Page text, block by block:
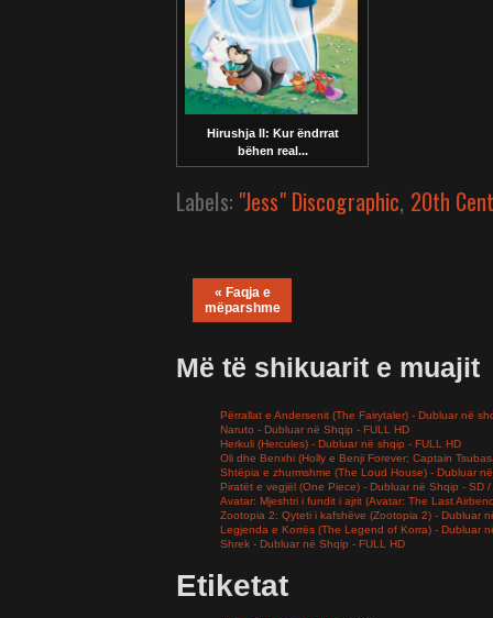
Hirushja II: Kur ëndrrat
bëhen real...
Labels: "Jess" Discographic, 20th
« Faqja e
mëparshme
Më të shikuarit e muajit
Përrallat e Andersenit (The Fairytaler) - Dubluar në
Naruto - Dubluar në Shqip - FULL HD
Herkuli (Hercules) - Dubluar në shqip - FULL HD
Oli dhe Benxhi (Holly e Benji Forever; Captain
Shtëpia e zhurmshme (The Loud House) - Dubluar
Piratët e vegjël (One Piece) - Dubluar në Shqip - SD /
Avatar: Mjeshtri i fundit i ajrit (Avatar: The Last
Zootopia 2: Qyteti i kafshëve (Zootopia 2) - Dubluar
Legjenda e Korrës (The Legend of Korra) - Dubluar
Shrek - Dubluar në Shqip - FULL HD
Etiketat